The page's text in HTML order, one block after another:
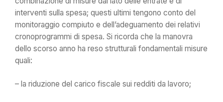
interventi sulla spesa; questi ultimi tengono conto del
monitoraggio compiuto e dell’adeguamento dei relativi
cronoprogrammi di spesa. Si ricorda che la manovra
dello scorso anno ha reso strutturali fondamentali misure
quali:
– la riduzione del carico fiscale sui redditi da lavoro;